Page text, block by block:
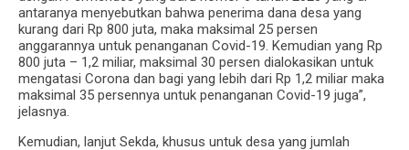
antaranya menyebutkan bahwa penerima dana desa yang
kurang dari Rp 800 juta, maka maksimal 25 persen
anggarannya untuk penanganan Covid-19. Kemudian yang Rp
800 juta – 1,2 miliar, maksimal 30 persen dialokasikan untuk
mengatasi Corona dan bagi yang lebih dari Rp 1,2 miliar maka
maksimal 35 persennya untuk penanganan Covid-19 juga”,
jelasnya.
Kemudian, lanjut Sekda, khusus untuk desa yang jumlah